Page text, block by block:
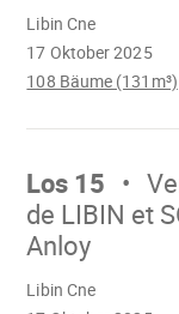
17 Oktober 2025
Libin Cne
108 Bäume (131m³)
Mach
Los 15
de LIBIN et
Anloy
Libin Cne